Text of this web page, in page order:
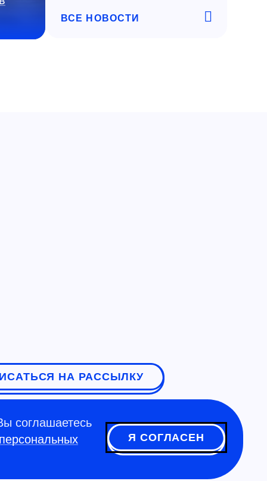
ВСЕ НОВОСТИ
НА РАССЫЛКУ
соглашаетесь
Я СОГЛАСЕН